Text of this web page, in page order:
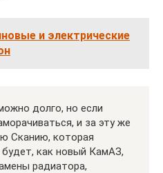
и электрические
долго, но если
и за эту же
Сканию, которая
как новый КамАЗ,
радиатора,